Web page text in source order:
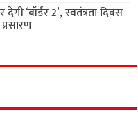
‘बॉर्डर 2’, स्वतंत्रता दिवस